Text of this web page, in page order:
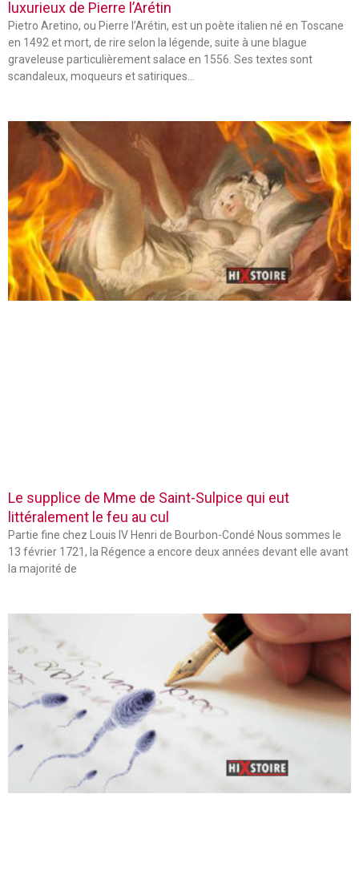
luxurieux de Pierre l’Arétin
Pietro Aretino, ou Pierre l’Arétin, est un poète italien né en Toscane
en 1492 et mort, de rire selon la légende, suite à une blague
graveleuse particulièrement salace en 1556. Ses textes sont
scandaleux, moqueurs et satiriques…
Le supplice de Mme de Saint-Sulpice qui eut
littéralement le feu au cul
Partie fine chez Louis IV Henri de Bourbon-Condé Nous sommes le
13 février 1721, la Régence a encore deux années devant elle avant
la majorité de